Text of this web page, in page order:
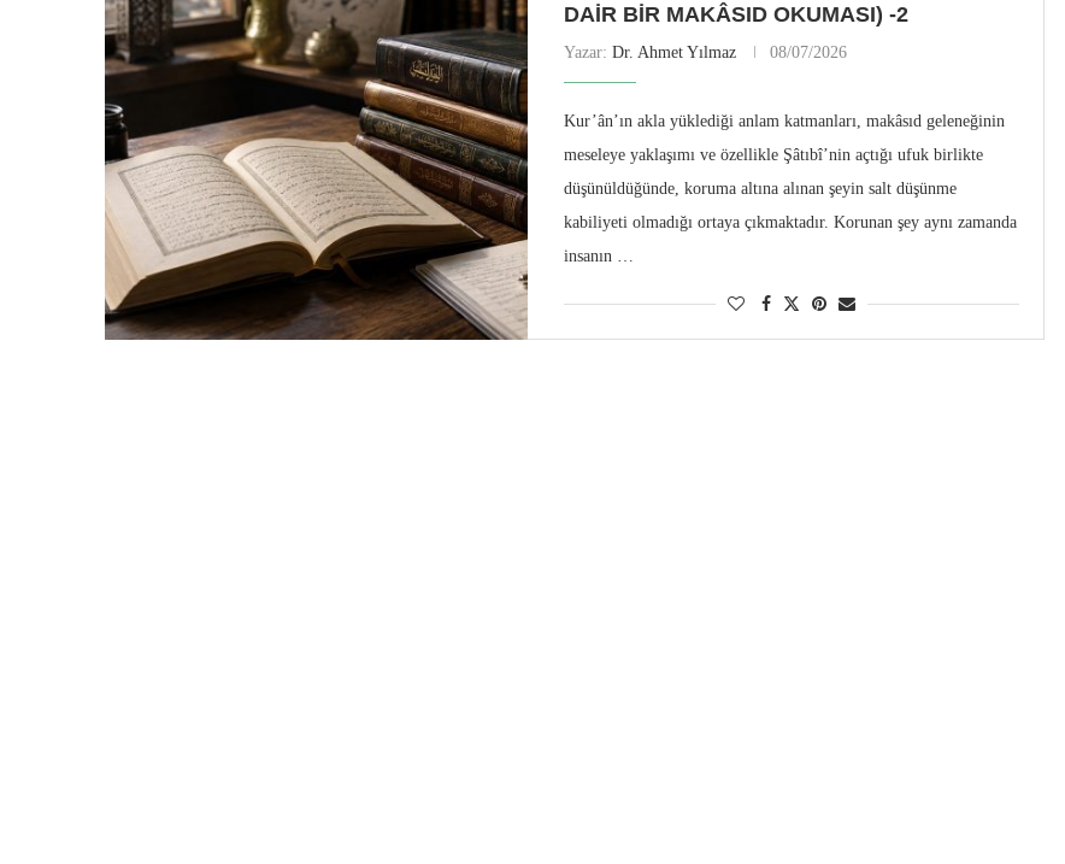
DAIR BIR MAKÂSID OKUMASI) -2
Yazar:Dr. Ahmet Yılmaz 08/07/2026
Kur’ân’ın akla yüklediği anlam katmanları, makâsıd geleneğinin
meseleye yaklaşımı ve özellikle Şâtıbî’nin açtığı ufuk birlikte
düşünüldüğünde, koruma altına alınan şeyin salt düşünme
kabiliyeti olmadığı ortaya çıkmaktadır. Korunan şey aynı zamanda
insanın …